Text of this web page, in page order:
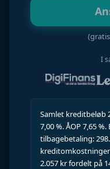
I
Samlet kreditbeløb
7,00 %. ÅOP 7,65
tilbagebetaling:
2.057 kr fordelt på